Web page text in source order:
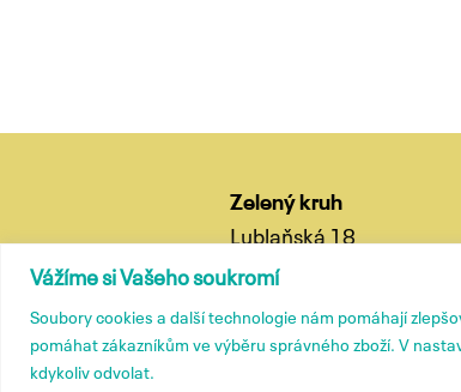
Vážíme si Vašeho soukromí
Soubory cookies a další technologie nám pomáhají
pomáhat zákazníkům ve výběru správného zboží. V
kdykoliv odvolat.
pro
Zelený kruh
Lublaňská 18
120 00 Praha 2
tel.: (+420) 799 572 435
e-mail: